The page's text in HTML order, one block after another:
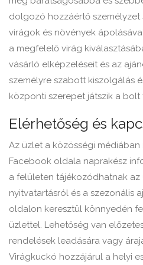
dolgozó hozzáértő személyzet
virágok és növények
a megfelelő virág
vásárló elképzeléseit és az
személyre szabott kiszolgálás
központi szerepet játszik a bolt
Elérhetőség és
Az üzlet a közösségi médiában
Facebook oldala naprakész
a felületen tájékozódhatnak az
nyitvatartásról és a szezonális
oldalon keresztül könnyedén
üzlettel. Lehetőség van
rendelések leadására vagy
Virágkuckó hozzájárul a helyi